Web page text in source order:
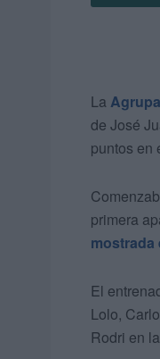
La
de José
puntos en
primera
mostrada
El
Lolo,
Rodri en